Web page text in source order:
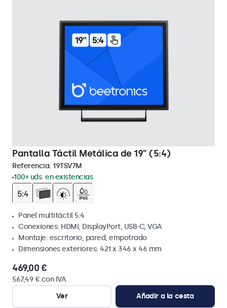
Pantalla Táctil Metálica de 19" (5:4)
Referencia: 19TSV7M
100+ uds. en existencias
Panel multitáctil 5:4
Conexiones: HDMI, DisplayPort, USB-C, VGA
Montaje: escritorio, pared, empotrado
Dimensiones exteriores: 421 x 346 x 46 mm
469,00 €
567,49 € con IVA
Ver
Añadir a la cesta